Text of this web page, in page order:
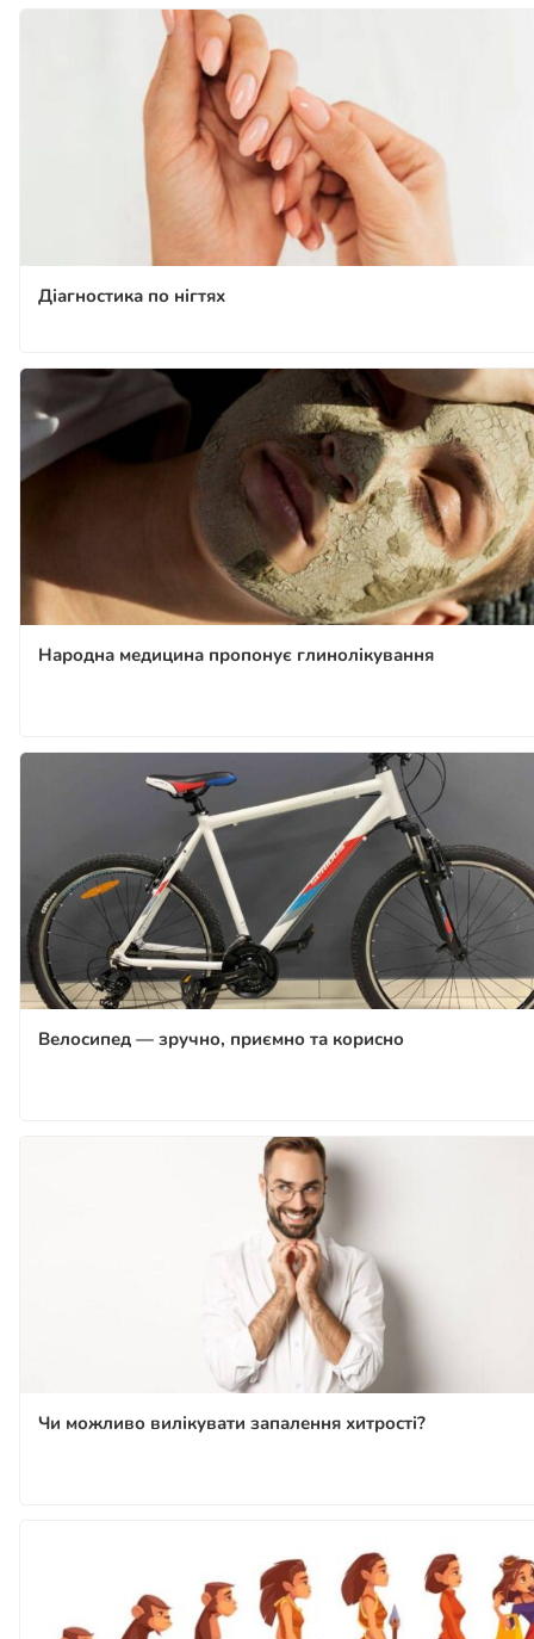
Діагностика по нігтях
Народна медицина пропонує глинолікування
Велосипед — зручно, приємно та корисно
Чи можливо вилікувати запалення хитрості?